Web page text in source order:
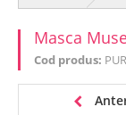
Masca
Cod produs: